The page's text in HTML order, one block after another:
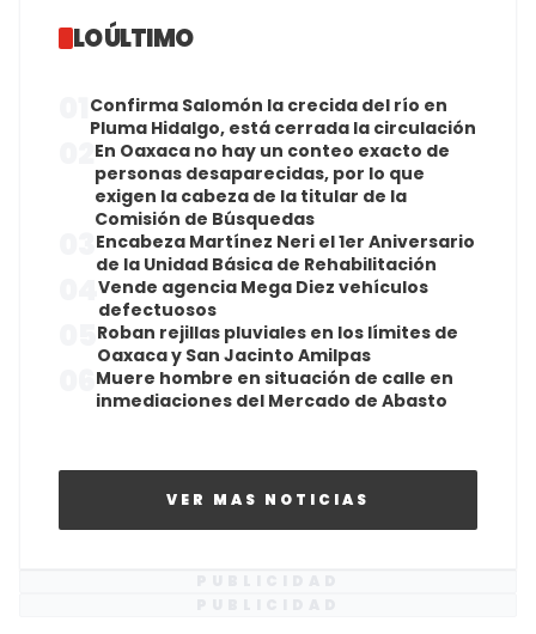
LO ÚLTIMO
Confirma Salomón la crecida del río en
Pluma Hidalgo, está cerrada la circulación
En Oaxaca no hay un conteo exacto de
personas desaparecidas, por lo que
exigen la cabeza de la titular de la
Comisión de Búsquedas
Encabeza Martínez Neri el 1er Aniversario
de la Unidad Básica de Rehabilitación
Vende agencia Mega Diez vehículos
defectuosos
Roban rejillas pluviales en los límites de
Oaxaca y San Jacinto Amilpas
Muere hombre en situación de calle en
inmediaciones del Mercado de Abasto
VER MAS NOTICIAS